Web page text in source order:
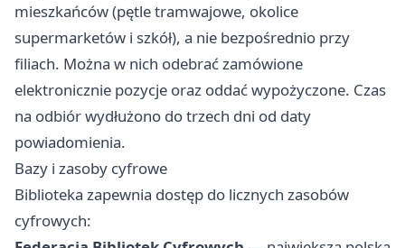
mieszkańców (pętle tramwajowe, okolice
supermarketów i szkół), a nie bezpośrednio przy
filiach. Można w nich odebrać zamówione
elektronicznie pozycje oraz oddać wypożyczone. Czas
na odbiór wydłużono do trzech dni od daty
powiadomienia.
Bazy i zasoby cyfrowe
Biblioteka zapewnia dostęp do licznych zasobów
cyfrowych: